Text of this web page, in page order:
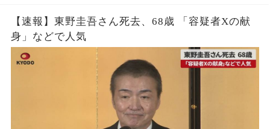
【速報】東野圭吾さん死去、68歳 「容疑者Xの献
身」などで人気